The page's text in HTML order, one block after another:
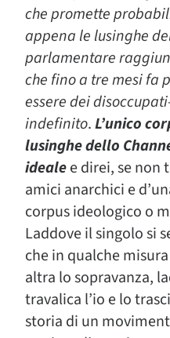
che promette
appena le lusinghe
parlamentare
che fino a tre mesi fa
essere dei
indefinito.L’unico
lusinghe dello
idealee direi,se non
amici anarchici e
corpus ideologico o
Laddove il singolo si
che in qualche
altra lo sopravanza,
travalica l’io e lo
storia di un